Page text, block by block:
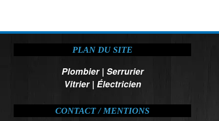
PLAN DU SITE
Plombier| Serrurier
Vitrier| Électricien
CONTACT / MENTIONS